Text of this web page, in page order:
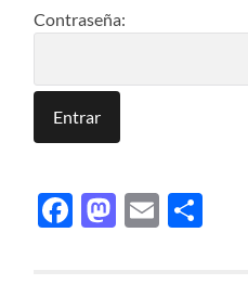
Contraseña:
Facebook
Email